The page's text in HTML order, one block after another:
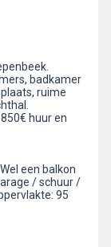
badkamer
ruime
huur en
een balkon
/ schuur /
95